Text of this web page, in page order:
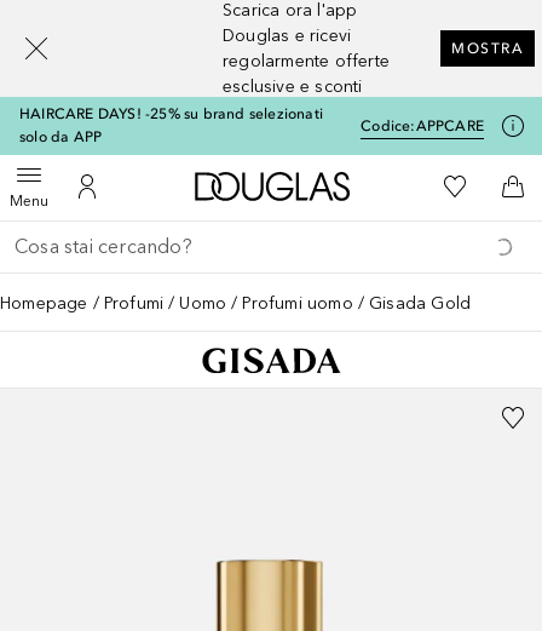
Scarica ora l'app
Douglas e ricevi
regolarmente offerte
esclusive e sconti
MOSTRA
HAIRCARE DAYS! -25% su brand selezionati
solo da APP
Codice:APPCARE
MenuApri menuAl Mio Account
A Douglas HomeAlla Mia
Al
Torna indietro
Esegui ricerca
Homepage Profumi Uomo Profumi uomo Gisada Gold
[navigation.slideout.screenreader]